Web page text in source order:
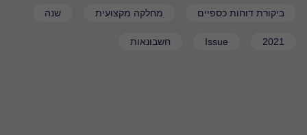
ביקורת דוחות כספיים מחלקה מקצועית שנה
2021
Issue חשבונאות